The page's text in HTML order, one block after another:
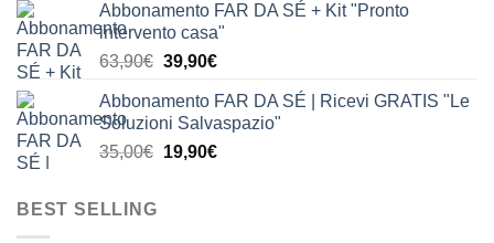
originale
era:
24,00€.
attuale
è:
19,90€.
Abbonamento FAR DA SÉ + Kit "Pronto
intervento casa"
63,90€ Il
originale
era:
63,90€.
39,90€Il
attuale
è:
39,90€.
Abbonamento FAR DA SÉ | Ricevi GRATIS "Le
Soluzioni Salvaspazio"
35,00€ Il
19,90€Il
BEST SELLING